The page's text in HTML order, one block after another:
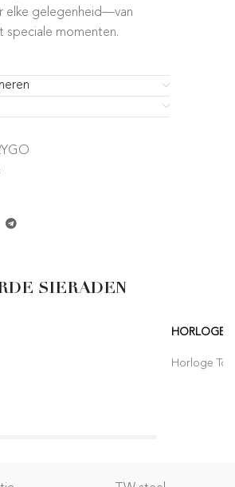
elke gelegenheid—van
speciale momenten.
SIERADEN
HORLOGE
Horloge